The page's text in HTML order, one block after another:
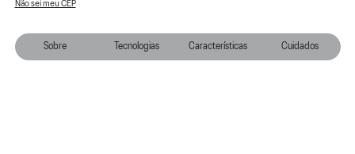
Sobre Tecnologias Características Cuidados
Não sei meu CEP